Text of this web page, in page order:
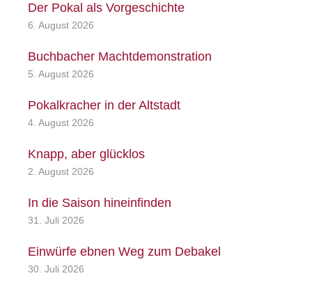
Der Pokal als Vorgeschichte
6. August 2026
Buchbacher Machtdemonstration
5. August 2026
Pokalkracher in der Altstadt
4. August 2026
Knapp, aber glücklos
2. August 2026
In die Saison hineinfinden
31. Juli 2026
Einwürfe ebnen Weg zum Debakel
30. Juli 2026